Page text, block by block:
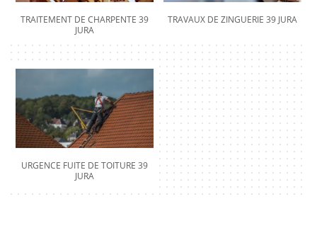
TRAITEMENT DE CHARPENTE 39
JURA
TRAVAUX DE ZINGUERIE 39 JURA
URGENCE FUITE DE TOITURE 39
JURA